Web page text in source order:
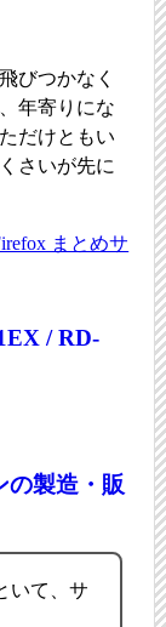
びつかなく
年寄りにな
だけともい
さいが先に
まとめサ
/ RD-
製造・販
いて、サ